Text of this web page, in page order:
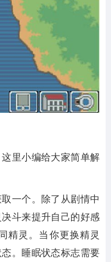
里小编给大家简单解
一个。除了从剧情中
斗来提升自己的好感
精灵。当你更换精灵
。睡眠状态标志需要